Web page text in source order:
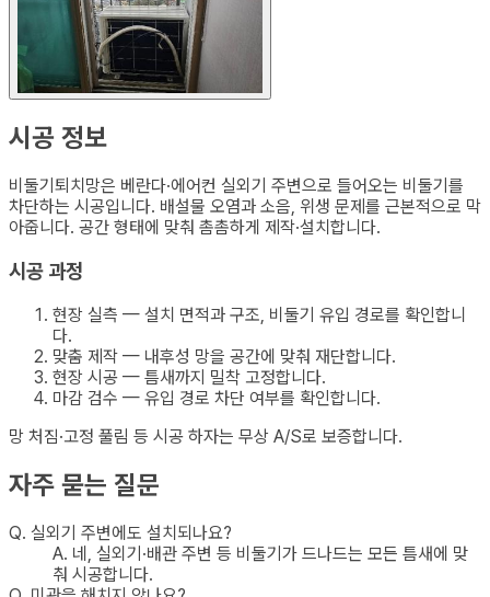
시공 정보
비둘기퇴치망은 베란다·에어컨 실외기 주변으로 들어오는 비둘기를
차단하는 시공입니다. 배설물 오염과 소음, 위생 문제를 근본적으로 막
아줍니다. 공간 형태에 맞춰 촘촘하게 제작·설치합니다.
시공 과정
현장 실측 — 설치 면적과 구조, 비둘기 유입 경로를 확인합니
다.
맞춤 제작 — 내후성 망을 공간에 맞춰 재단합니다.
현장 시공 — 틈새까지 밀착 고정합니다.
마감 검수 — 유입 경로 차단 여부를 확인합니다.
망 처짐·고정 풀림 등 시공 하자는 무상 A/S로 보증합니다.
자주 묻는 질문
Q. 실외기 주변에도 설치되나요?
A. 네, 실외기·배관 주변 등 비둘기가 드나드는 모든 틈새에 맞
춰 시공합니다.